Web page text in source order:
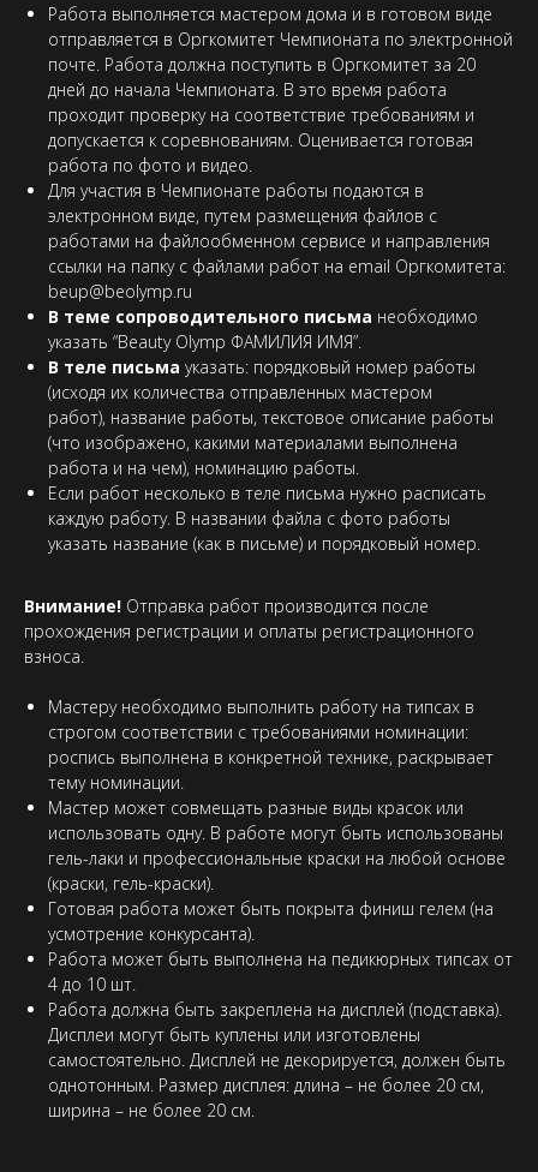
Работа выполняется мастером дома и в готовом виде
отправляется в Оргкомитет Чемпионата по электронной
почте. Работа должна поступить в Оргкомитет за 20
дней до начала Чемпионата. В это время работа
проходит проверку на соответствие требованиям и
допускается к соревнованиям. Оценивается готовая
работа по фото и видео.
Для участия в Чемпионате работы подаются в
электронном виде, путем размещения файлов с
работами на файлообменном сервисе и направления
ссылки на папку с файлами работ на email Оргкомитета:
beup@beolymp.ru
В теме сопроводительного письма необходимо
указать “Beauty Olymp ФАМИЛИЯ ИМЯ”.
В теле письма указать: порядковый номер работы
(исходя их количества отправленных мастером
работ), название работы, текстовое описание работы
(что изображено, какими материалами выполнена
работа и на чем), номинацию работы.
Если работ несколько в теле письма нужно расписать
каждую работу. В названии файла с фото работы
указать название (как в письме) и порядковый номер.
Внимание! Отправка работ производится после
прохождения регистрации и оплаты регистрационного
взноса.
Мастеру необходимо выполнить работу на типсах в
строгом соответствии с требованиями номинации:
роспись выполнена в конкретной технике, раскрывает
тему номинации.
Мастер может совмещать разные виды красок или
использовать одну. В работе могут быть использованы
гель-лаки и профессиональные краски на любой основе
(краски, гель-краски).
Готовая работа может быть покрыта финиш гелем (на
усмотрение конкурсанта).
Работа может быть выполнена на педикюрных типсах от
4 до 10 шт.
Работа должна быть закреплена на дисплей (подставка).
Дисплеи могут быть куплены или изготовлены
самостоятельно. Дисплей не декорируется, должен быть
однотонным. Размер дисплея: длина – не более 20 см,
ширина – не более 20 см.